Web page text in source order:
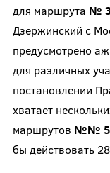
для маршрута №
Дзержинский с
предусмотрено
для различных
постановлении
хватает
маршрутов №№
бы действовать